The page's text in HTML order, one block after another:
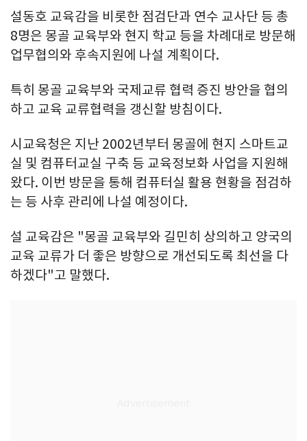
설동호 교육감을 비롯한 점검단과 연수 교사단 등 총
8명은 몽골 교육부와 현지 학교 등을 차례대로 방문해
업무협의와 후속지원에 나설 계획이다.
특히 몽골 교육부와 국제교류 협력 증진 방안을 협의
하고 교육 교류협력을 갱신할 방침이다.
시교육청은 지난 2002년부터 몽골에 현지 스마트교
실 및 컴퓨터교실 구축 등 교육정보화 사업을 지원해
왔다. 이번 방문을 통해 컴퓨터실 활용 현황을 점검하
는 등 사후 관리에 나설 예정이다.
설 교육감은 "몽골 교육부와 길민히 상의하고 양국의
교육 교류가 더 좋은 방향으로 개선되도록 최선을 다
하겠다"고 말했다.